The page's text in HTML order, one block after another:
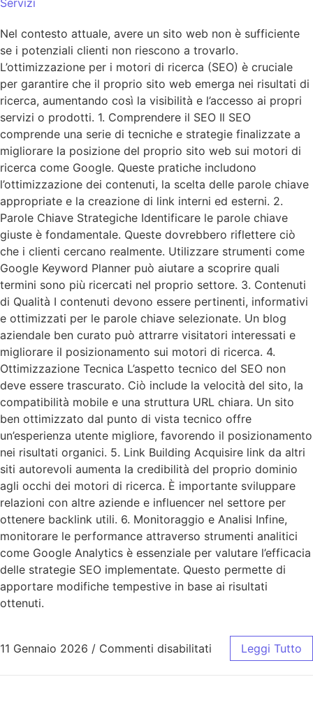
Servizi
Nel contesto attuale, avere un sito web non è sufficiente
se i potenziali clienti non riescono a trovarlo.
L’ottimizzazione per i motori di ricerca (SEO) è cruciale
per garantire che il proprio sito web emerga nei risultati di
ricerca, aumentando così la visibilità e l’accesso ai propri
servizi o prodotti. 1. Comprendere il SEO Il SEO
comprende una serie di tecniche e strategie finalizzate a
migliorare la posizione del proprio sito web sui motori di
ricerca come Google. Queste pratiche includono
l’ottimizzazione dei contenuti, la scelta delle parole chiave
appropriate e la creazione di link interni ed esterni. 2.
Parole Chiave Strategiche Identificare le parole chiave
giuste è fondamentale. Queste dovrebbero riflettere ciò
che i clienti cercano realmente. Utilizzare strumenti come
Google Keyword Planner può aiutare a scoprire quali
termini sono più ricercati nel proprio settore. 3. Contenuti
di Qualità I contenuti devono essere pertinenti, informativi
e ottimizzati per le parole chiave selezionate. Un blog
aziendale ben curato può attrarre visitatori interessati e
migliorare il posizionamento sui motori di ricerca. 4.
Ottimizzazione Tecnica L’aspetto tecnico del SEO non
deve essere trascurato. Ciò include la velocità del sito, la
compatibilità mobile e una struttura URL chiara. Un sito
ben ottimizzato dal punto di vista tecnico offre
un’esperienza utente migliore, favorendo il posizionamento
nei risultati organici. 5. Link Building Acquisire link da altri
siti autorevoli aumenta la credibilità del proprio dominio
agli occhi dei motori di ricerca. È importante sviluppare
relazioni con altre aziende e influencer nel settore per
ottenere backlink utili. 6. Monitoraggio e Analisi Infine,
monitorare le performance attraverso strumenti analitici
come Google Analytics è essenziale per valutare l’efficacia
delle strategie SEO implementate. Questo permette di
apportare modifiche tempestive in base ai risultati
ottenuti.
11 Gennaio 2026 / Commenti disabilitati Leggi Tutto